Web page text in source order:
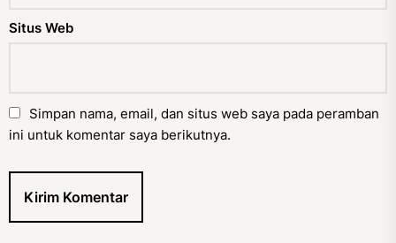
Situs Web
Simpan nama, email, dan situs web saya pada peramban
ini untuk komentar saya berikutnya.